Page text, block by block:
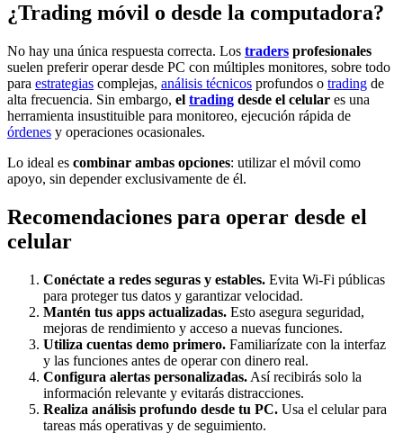
¿Trading móvil o desde la computadora?
No hay una única respuesta correcta. Los traders profesionales
suelen preferir operar desde PC con múltiples monitores, sobre todo
para estrategias complejas, análisis técnicos profundos o trading de
alta frecuencia. Sin embargo, el trading desde el celular es una
herramienta insustituible para monitoreo, ejecución rápida de
órdenes y operaciones ocasionales.
Lo ideal es combinar ambas opciones: utilizar el móvil como
apoyo, sin depender exclusivamente de él.
Recomendaciones para operar desde el
celular
Conéctate a redes seguras y estables. Evita Wi-Fi públicas
para proteger tus datos y garantizar velocidad.
Mantén tus apps actualizadas. Esto asegura seguridad,
mejoras de rendimiento y acceso a nuevas funciones.
Utiliza cuentas demo primero. Familiarízate con la interfaz
y las funciones antes de operar con dinero real.
Configura alertas personalizadas. Así recibirás solo la
información relevante y evitarás distracciones.
Realiza análisis profundo desde tu PC. Usa el celular para
tareas más operativas y de seguimiento.